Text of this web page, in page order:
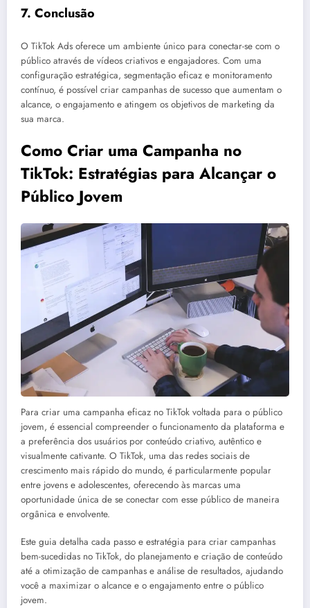
7. Conclusão
O TikTok Ads oferece um ambiente único para conectar-se com o
público através de vídeos criativos e engajadores. Com uma
configuração estratégica, segmentação eficaz e monitoramento
contínuo, é possível criar campanhas de sucesso que aumentam o
alcance, o engajamento e atingem os objetivos de marketing da
sua marca.
Como Criar uma Campanha no
TikTok: Estratégias para Alcançar o
Público Jovem
Para criar uma campanha eficaz no TikTok voltada para o público
jovem, é essencial compreender o funcionamento da plataforma e
a preferência dos usuários por conteúdo criativo, autêntico e
visualmente cativante. O TikTok, uma das redes sociais de
crescimento mais rápido do mundo, é particularmente popular
entre jovens e adolescentes, oferecendo às marcas uma
oportunidade única de se conectar com esse público de maneira
orgânica e envolvente.
Este guia detalha cada passo e estratégia para criar campanhas
bem-sucedidas no TikTok, do planejamento e criação de conteúdo
até a otimização de campanhas e análise de resultados, ajudando
você a maximizar o alcance e o engajamento entre o público
jovem.